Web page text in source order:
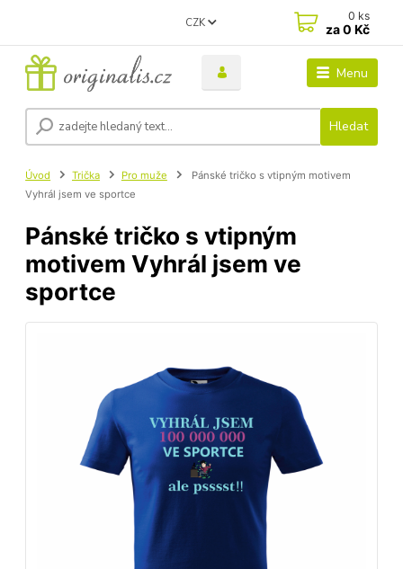
Menu
CZK
Hledat
0 ks
za0 Kč
Úvod Trička Pro muže
Pánské tričko s vtipným motivem
Vyhrál jsem ve sportce
Pánské tričko s vtipným
motivem Vyhrál jsem ve
sportce